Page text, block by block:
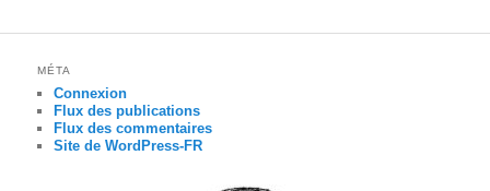
MÉTA
Connexion
Flux des publications
Flux des commentaires
Site de WordPress-FR